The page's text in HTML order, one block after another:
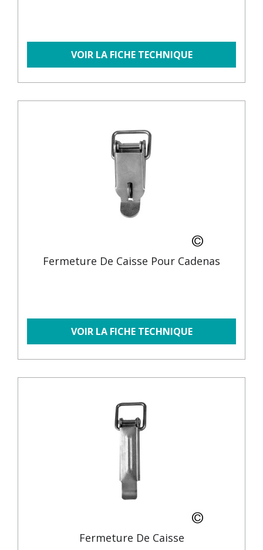
VOIR LA FICHE TECHNIQUE
Fermeture De Caisse Pour Cadenas
VOIR LA FICHE TECHNIQUE
Fermeture De Caisse